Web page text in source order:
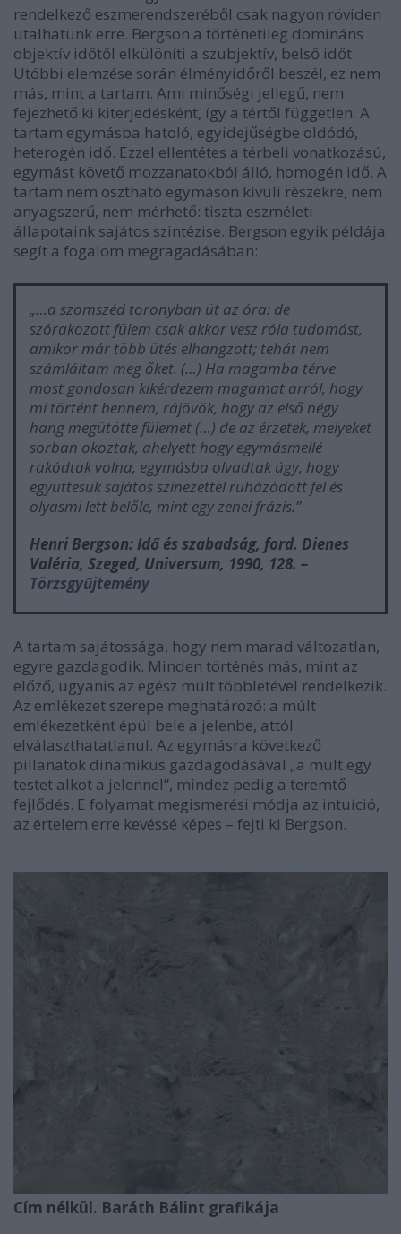
rendelkező eszmerendszeréből csak nagyon röviden
utalhatunk erre. Bergson a történetileg domináns
objektív időtől elkülöníti a szubjektív, belső időt.
Utóbbi elemzése során élményidőről beszél, ez nem
más, mint a tartam. Ami minőségi jellegű, nem
fejezhető ki kiterjedésként, így a tértől független. A
tartam egymásba hatoló, egyidejűségbe oldódó,
heterogén idő. Ezzel ellentétes a térbeli vonatkozású,
egymást követő mozzanatokból álló, homogén idő. A
tartam nem osztható egymáson kívüli részekre, nem
anyagszerű, nem mérhető: tiszta eszméleti
állapotaink sajátos szintézise. Bergson egyik példája
segít a fogalom megragadásában:
„…a szomszéd toronyban üt az óra: de
szórakozott fülem csak akkor vesz róla tudomást,
amikor már több ütés elhangzott; tehát nem
számláltam meg őket. (…) Ha magamba térve
most gondosan kikérdezem magamat arról, hogy
mi történt bennem, rájövök, hogy az első négy
hang megütötte fülemet (…) de az érzetek, melyeket
sorban okoztak, ahelyett hogy egymásmellé
rakódtak volna, egymásba olvadtak úgy, hogy
együttesük sajátos szinezettel ruházódott fel és
olyasmi lett belőle, mint egy zenei frázis.”
Henri Bergson: Idő és szabadság, ford. Dienes
Valéria, Szeged, Universum, 1990, 128. –
Törzsgyűjtemény
A tartam sajátossága, hogy nem marad változatlan,
egyre gazdagodik. Minden történés más, mint az
előző, ugyanis az egész múlt többletével rendelkezik.
Az emlékezet szerepe meghatározó: a múlt
emlékezetként épül bele a jelenbe, attól
elválaszthatatlanul. Az egymásra következő
pillanatok dinamikus gazdagodásával „a múlt egy
testet alkot a jelennel”, mindez pedig a teremtő
fejlődés. E folyamat megismerési módja az intuíció,
az értelem erre kevéssé képes – fejti ki Bergson.
Cím nélkül. Baráth Bálint grafikája